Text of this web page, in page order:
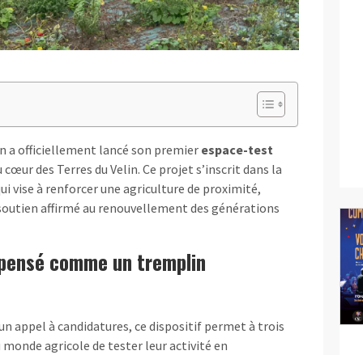
a officiellement lancé son premier espace-test
cœur des Terres du Velin. Ce projet s’inscrit dans la
vise à renforcer une agriculture de proximité,
affirmé au renouvellement des générations
comme un tremplin
appel à candidatures, ce dispositif permet à trois
agricole de tester leur activité en